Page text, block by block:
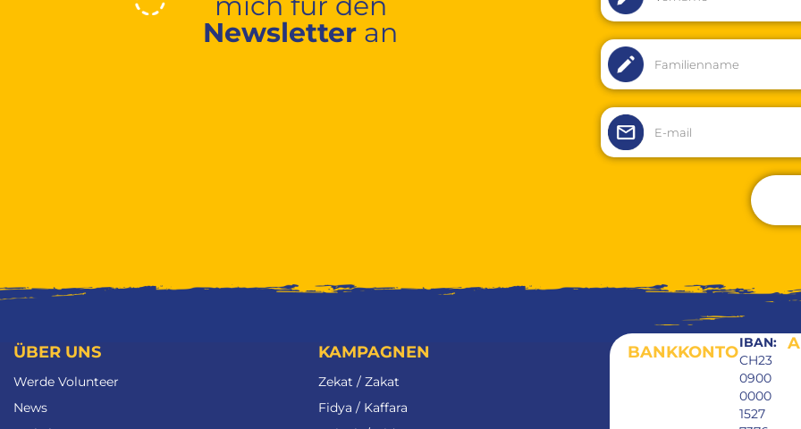
Newsletter an
ÜBER UNS
Werde Volunteer
News
KAMPAGNEN
Zekat / Zakat
Fidya / Kaffara
BANKKONTOIBAN:
CH23
0900
0000
1527